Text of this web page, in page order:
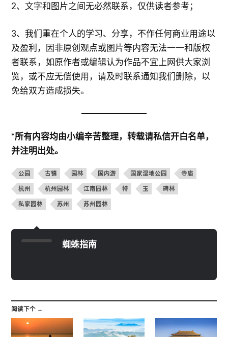
2、文字和图片之间无必然联系，仅供读者参考；
3、我们重在个人的学习、分享，不作任何商业用途以
及盈利，因非原创观点或图片等内容无法一一和版权
者联系，如原作者或编辑认为作品不宜上网供大家浏
览，或不应无偿使用，请及时联系通知我们删除，以
免给双方造成损失。
*所有内容均由小编辛苦整理，转载请私信开白名单，
并注明出处。
公园 古镇 园林 国内游 国家湿地公园 寺庙
杭州 杭州园林 江南园林 特 玉 碑林
私家园林 苏州 苏州园林
蜘蛛指南
阅读下个 →